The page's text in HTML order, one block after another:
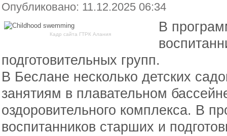
Опубликовано: 11.12.2025 06:34
Кадр сайта ГТРК Алания
В
подготовительных групп.
В Беслане несколько детских
занятиям в плавательном
оздоровительного комплекса. В
воспитанников старших и